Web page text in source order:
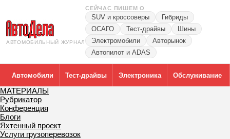
АВТОМОБИЛЬНЫЙ ЖУРНАЛ
СЕЙЧАС ПИШЕМ О
SUV и кроссоверы
Гибриды
ОСАГО
Тест-драйвы
Шины
Электромобили
Авторынок
Автопилот и ADAS
Автомобили Тест-драйвы Электроника Обслуживание
МАТЕРИАЛЫ
Рубрикатор
Конференция
Блоги
Яхтенный проект
Услуги грузоперевозок